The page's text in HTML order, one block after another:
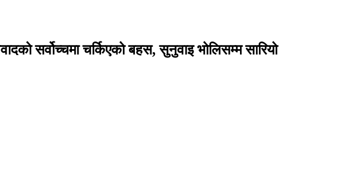
सर्वोच्चमा चर्किएको बहस, सुनुवाइ भोलिसम्म सारियो